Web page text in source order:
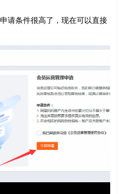
请条件很高了，现在可以直接